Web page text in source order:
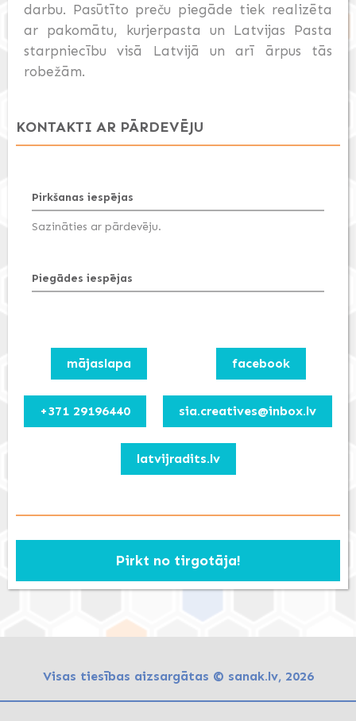
darbu. Pasūtīto preču piegāde tiek realizēta
ar pakomātu, kurjerpasta un Latvijas Pasta
starpniecību visā Latvijā un arī ārpus tās
robežām.
KONTAKTI AR PĀRDEVĒJU
Pirkšanas iespējas
Sazināties ar pārdevēju.
Piegādes iespējas
mājaslapa facebook
+371 29196440 sia.creatives@inbox.lv
latvijradits.lv
Pirkt no tirgotāja!
Visas tiesības aizsargātas © sanak.lv, 2026